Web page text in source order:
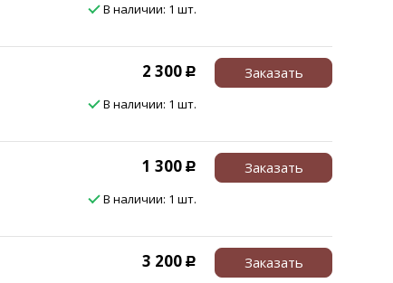
В наличии: 1 шт.
2 300 Р
В наличии: 1 шт.
Заказать
1 300 Р
В наличии: 1 шт.
Заказать
3 200 Р Заказать